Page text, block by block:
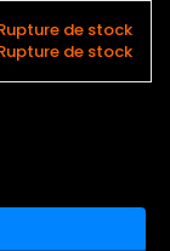
de stock
de stock